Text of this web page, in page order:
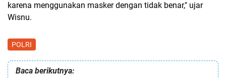
karena menggunakan masker dengan tidak benar," ujar
Wisnu.
POLRI
Baca berikutnya: